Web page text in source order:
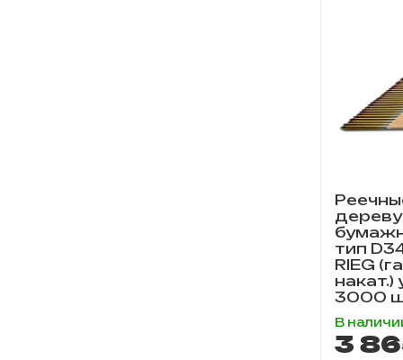
тип
RIEG
накат.)
3000
В
3